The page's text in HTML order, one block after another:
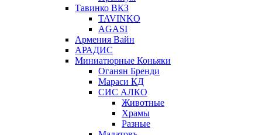
Тавинко ВКЗ
TAVINKO
AGASI
Армения Вайн
АРАДИС
Миниатюрные Коньяки
Оганян Бренди
Мараси КД
СИС АЛКО
Животные
Храмы
Разные